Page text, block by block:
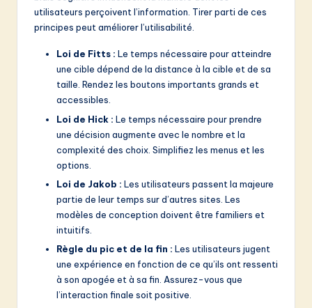
utilisateurs perçoivent l’information. Tirer parti de ces
principes peut améliorer l’utilisabilité.
Loi de Fitts : Le temps nécessaire pour atteindre
une cible dépend de la distance à la cible et de sa
taille. Rendez les boutons importants grands et
accessibles.
Loi de Hick : Le temps nécessaire pour prendre
une décision augmente avec le nombre et la
complexité des choix. Simplifiez les menus et les
options.
Loi de Jakob : Les utilisateurs passent la majeure
partie de leur temps sur d’autres sites. Les
modèles de conception doivent être familiers et
intuitifs.
Règle du pic et de la fin : Les utilisateurs jugent
une expérience en fonction de ce qu’ils ont ressenti
à son apogée et à sa fin. Assurez-vous que
l’interaction finale soit positive.